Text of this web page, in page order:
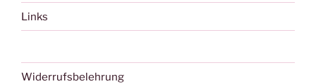
Links
Widerrufsbelehrung